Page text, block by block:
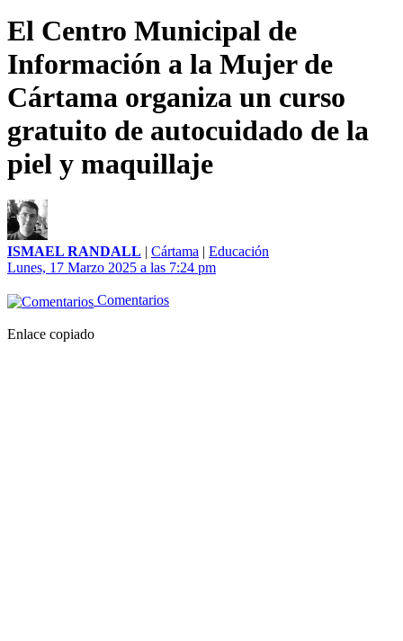
El Centro Municipal de
Información a la Mujer de
Cártama organiza un curso
gratuito de autocuidado de la
piel y maquillaje
ISMAEL RANDALL | Cártama | Educación
Lunes, 17 Marzo 2025 a las 7:24 pm
Comentarios
Enlace copiado